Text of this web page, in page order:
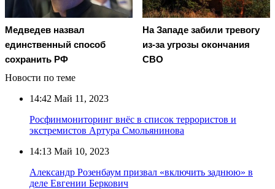
Медведев назвал
единственный способ
сохранить РФ
На Западе забили тревогу
из-за угрозы окончания
СВО
Новости по теме
14:42 Май 11, 2023
Росфинмониторинг внёс в список террористов и
экстремистов Артура Смольянинова
14:13 Май 10, 2023
Александр Розенбаум призвал «включить заднюю» в
деле Евгении Беркович